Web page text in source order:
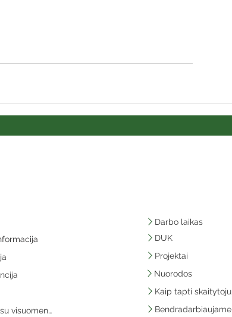
Konsultavimasis su visuomene
Darbo laikas
DUK
Projektai
Nuorodos
Kaip tapti skaitytoju
Bendradarbiaujame